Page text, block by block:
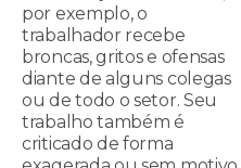
por exemplo, o
trabalhador recebe
broncas, gritos e ofensas
diante de alguns colegas
ou de todo o setor. Seu
trabalho também é
criticado de forma